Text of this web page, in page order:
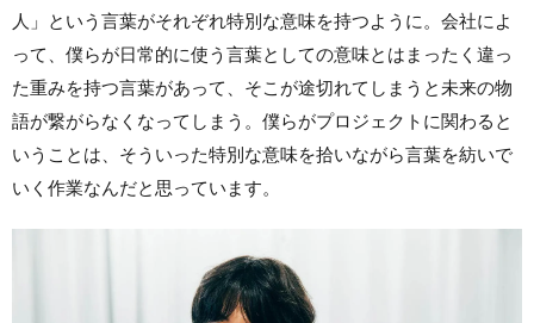
人」という言葉がそれぞれ特別な意味を持つように。会社によ
って、僕らが日常的に使う言葉としての意味とはまったく違っ
た重みを持つ言葉があって、そこが途切れてしまうと未来の物
語が繋がらなくなってしまう。僕らがプロジェクトに関わると
いうことは、そういった特別な意味を拾いながら言葉を紡いで
いく作業なんだと思っています。